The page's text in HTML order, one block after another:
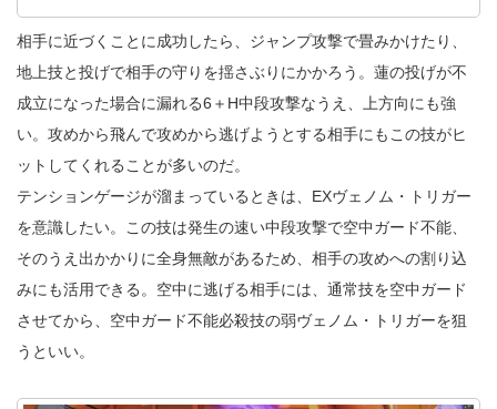
相手に近づくことに成功したら、ジャンプ攻撃で畳みかけたり、
地上技と投げで相手の守りを揺さぶりにかかろう。蓮の投げが不
成立になった場合に漏れる6＋H中段攻撃なうえ、上方向にも強
い。攻めから飛んで攻めから逃げようとする相手にもこの技がヒ
ットしてくれることが多いのだ。
テンションゲージが溜まっているときは、EXヴェノム・トリガー
を意識したい。この技は発生の速い中段攻撃で空中ガード不能、
そのうえ出かかりに全身無敵があるため、相手の攻めへの割り込
みにも活用できる。空中に逃げる相手には、通常技を空中ガード
させてから、空中ガード不能必殺技の弱ヴェノム・トリガーを狙
うといい。